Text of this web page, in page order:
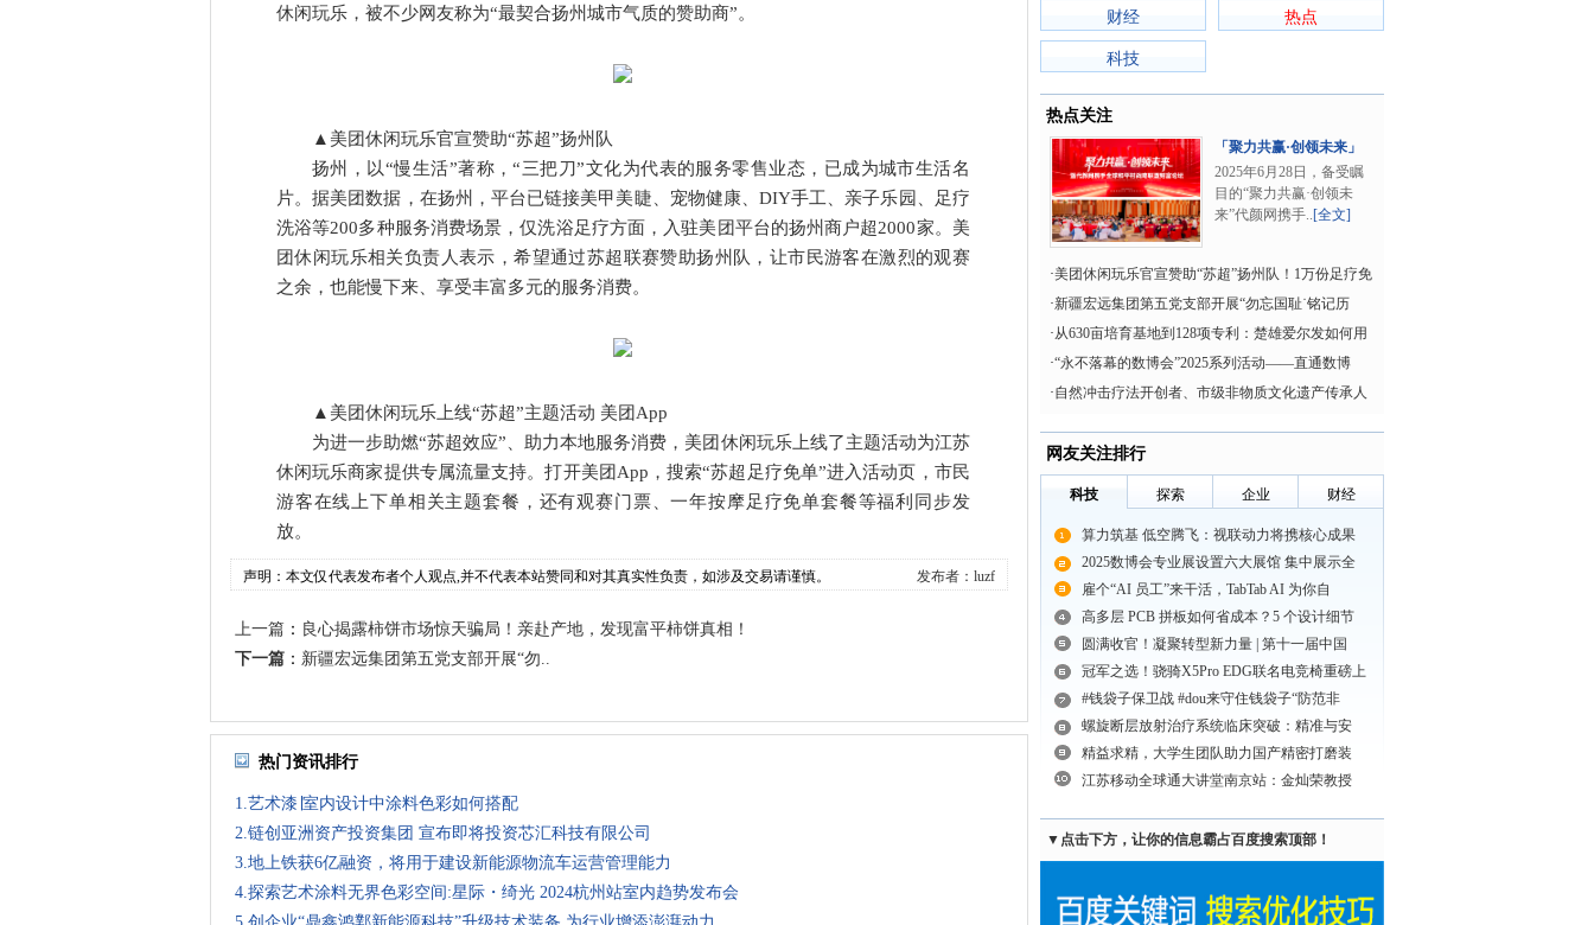
休闲玩乐，被不少网友称为“最契合扬州城市气质的赞助商”。
▲美团休闲玩乐官宣赞助“苏超”扬州队
扬州，以“慢生活”著称，“三把刀”文化为代表的服务零售业态，已成为城市生活名
片。据美团数据，在扬州，平台已链接美甲美睫、宠物健康、DIY手工、亲子乐园、足疗
洗浴等200多种服务消费场景，仅洗浴足疗方面，入驻美团平台的扬州商户超2000家。美
团休闲玩乐相关负责人表示，希望通过苏超联赛赞助扬州队，让市民游客在激烈的观赛
之余，也能慢下来、享受丰富多元的服务消费。
▲美团休闲玩乐上线“苏超”主题活动 美团App
为进一步助燃“苏超效应”、助力本地服务消费，美团休闲玩乐上线了主题活动为江苏
休闲玩乐商家提供专属流量支持。打开美团App，搜索“苏超足疗免单”进入活动页，市民
游客在线上下单相关主题套餐，还有观赛门票、一年按摩足疗免单套餐等福利同步发
放。
声明：本文仅代表发布者个人观点,并不代表本站赞同和对其真实性负责，如涉及交易请谨慎。 发布者：luzf
上一篇 ： 良心揭露柿饼市场惊天骗局！亲赴产地，发现富平柿饼真相！
下一篇 ： 新疆宏远集团第五党支部开展“勿..
热门资讯排行
1.艺术漆∣室内设计中涂料色彩如何搭配
2.链创亚洲资产投资集团 宣布即将投资芯汇科技有限公司
3.地上铁获6亿融资，将用于建设新能源物流车运营管理能力
4.探索艺术涂料无界色彩空间:星际・绮光 2024杭州站室内趋势发布会
财经 热点
科技
热点关注
「聚力共赢·创领未来」
代颜网携手全球..
2025年6月28日，备受瞩
目的“聚力共赢·创领未
来”代颜网携手..[全文]
·美团休闲玩乐官宣赞助“苏超”扬州队！1万份足疗免
单共同助力中
·新疆宏远集团第五党支部开展“勿忘国耻˙铭记历
史”纪念“七七�
·从630亩培育基地到128项专利：楚雄爱尔发如何用
“技术铁壁”
·“永不落幕的数博会”2025系列活动——直通数博
（杭州）专场将
·自然冲击疗法开创者、市级非物质文化遗产传承人
网友关注排行
科技 探索 企业 财经
算力筑基 低空腾飞：视联动力将携核心成果
2025数博会专业展设置六大展馆 集中展示全
雇个“AI 员工”来干活，TabTab AI 为你自
高多层 PCB 拼板如何省成本？5 个设计细节
圆满收官！凝聚转型新力量 | 第十一届中国
冠军之选！骁骑X5Pro EDG联名电竞椅重磅上
#钱袋子保卫战 #dou来守住钱袋子“防范非
螺旋断层放射治疗系统临床突破：精准与安
精益求精，大学生团队助力国产精密打磨装
江苏移动全球通大讲堂南京站：金灿荣教授
▼点击下方，让你的信息霸占百度搜索顶部！